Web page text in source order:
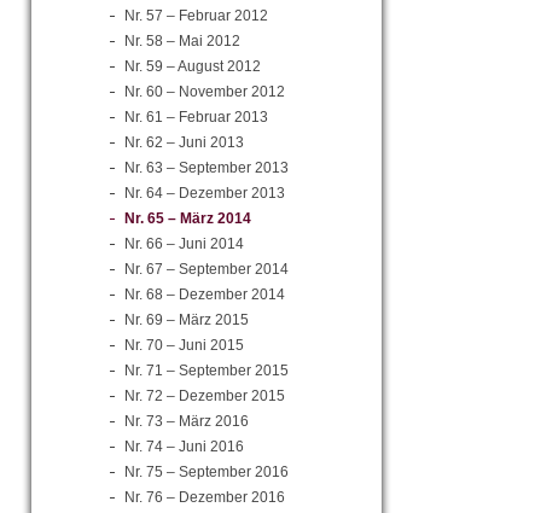
Nr. 57 – Februar 2012
Nr. 58 – Mai 2012
Nr. 59 – August 2012
Nr. 60 – November 2012
Nr. 61 – Februar 2013
Nr. 62 – Juni 2013
Nr. 63 – September 2013
Nr. 64 – Dezember 2013
Nr. 65 – März 2014
Nr. 66 – Juni 2014
Nr. 67 – September 2014
Nr. 68 – Dezember 2014
Nr. 69 – März 2015
Nr. 70 – Juni 2015
Nr. 71 – September 2015
Nr. 72 – Dezember 2015
Nr. 73 – März 2016
Nr. 74 – Juni 2016
Nr. 75 – September 2016
Nr. 76 – Dezember 2016